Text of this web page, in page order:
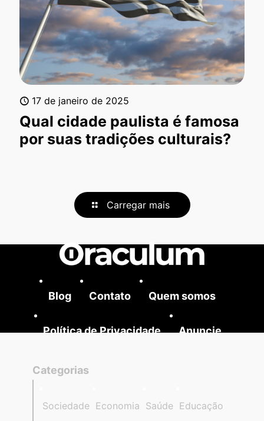
17 de janeiro de 2025
Qual cidade paulista é famosa
por suas tradições culturais?
Carregar mais
Blog Contato Quem somos
Política de Privacidade Anuncie
Categorias
Sociedade Economia Saúde Educação